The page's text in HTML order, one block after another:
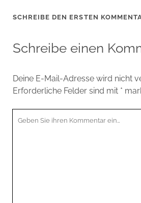
SCHREIBE DEN ERSTEN
Schreibe einen
Deine E-Mail-Adresse wird nicht
Erforderliche Felder sind mit *